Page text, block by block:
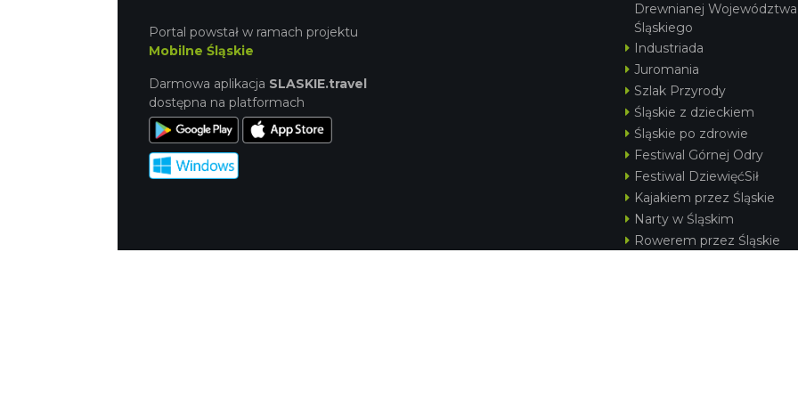
Portal powstał w ramach projektu
Mobilne Śląskie
Darmowa aplikacja SLASKIE.travel
dostępna na platformach
Drewnianej Województwa
Śląskiego
Industriada
Juromania
Szlak Przyrody
Śląskie z dzieckiem
Śląskie po zdrowie
Festiwal Górnej Odry
Festiwal DziewięćSił
Kajakiem przez Śląskie
Narty w Śląskim
Rowerem przez Śląskie